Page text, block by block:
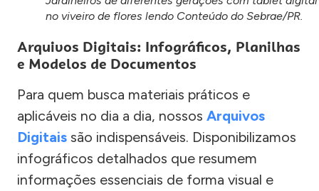
no viveiro de flores lendo Conteúdo do Sebrae/PR.
Arquivos Digitais: Infográficos, Planilhas
e Modelos de Documentos
Para quem busca materiais práticos e
aplicáveis no dia a dia, nossos Arquivos
Digitais são indispensáveis. Disponibilizamos
infográficos detalhados que resumem
informações essenciais de forma visual e